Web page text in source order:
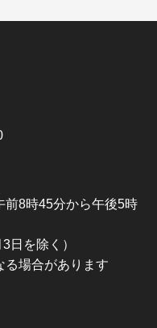
前8時45分から午後5時
日を除く）
場合があります